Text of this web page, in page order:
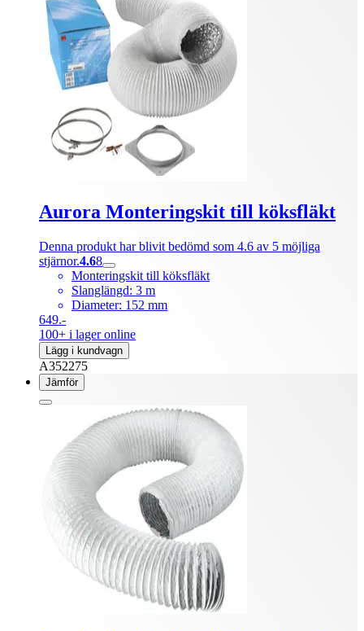
Aurora Monteringskit till köksfläkt
Denna produkt har blivit bedömd som 4.6 av 5 möjliga
stjärnor.4.68
Monteringskit till köksfläkt
Slanglängd: 3 m
Diameter: 152 mm
649.-
100+ i lager online
Lägg i kundvagn
A352275
Jämför